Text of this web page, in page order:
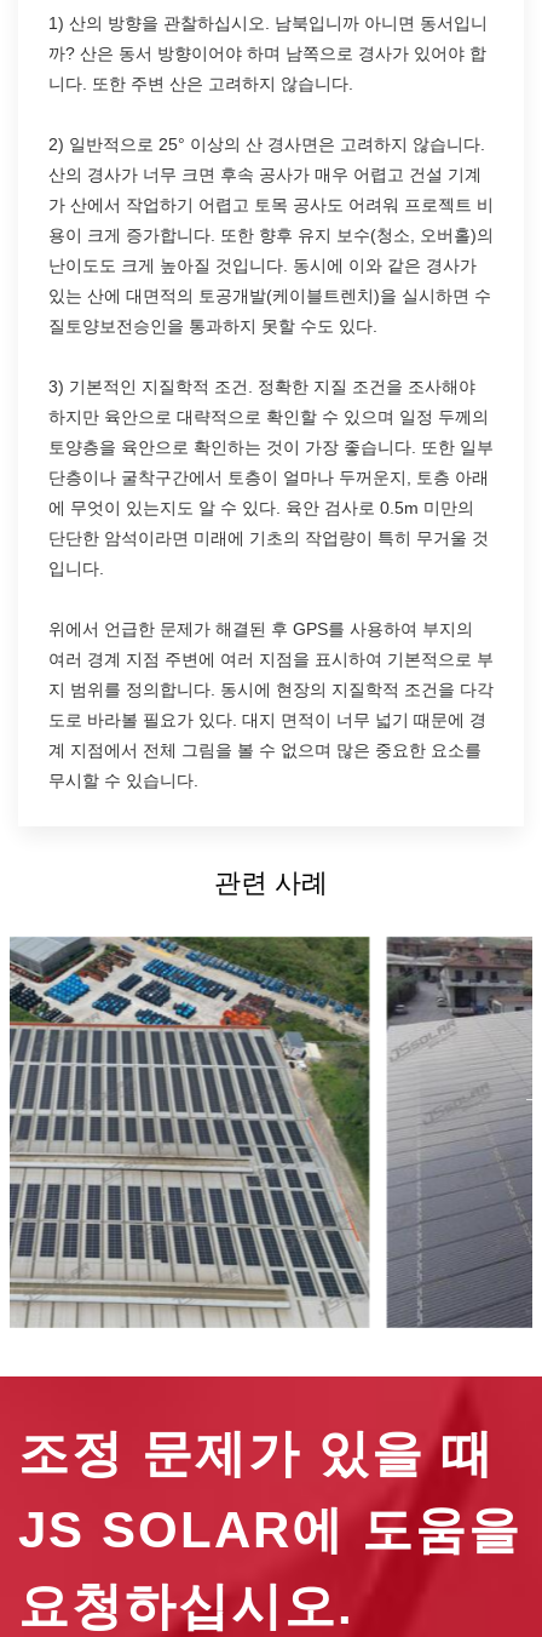
1) 산의 방향을 관찰하십시오. 남북입니까 아니면 동서입니
까? 산은 동서 방향이어야 하며 남쪽으로 경사가 있어야 합
니다. 또한 주변 산은 고려하지 않습니다.
2) 일반적으로 25° 이상의 산 경사면은 고려하지 않습니다.
산의 경사가 너무 크면 후속 공사가 매우 어렵고 건설 기계
가 산에서 작업하기 어렵고 토목 공사도 어려워 프로젝트 비
용이 크게 증가합니다. 또한 향후 유지 보수(청소, 오버홀)의
난이도도 크게 높아질 것입니다. 동시에 이와 같은 경사가
있는 산에 대면적의 토공개발(케이블트렌치)을 실시하면 수
질토양보전승인을 통과하지 못할 수도 있다.
3) 기본적인 지질학적 조건. 정확한 지질 조건을 조사해야
하지만 육안으로 대략적으로 확인할 수 있으며 일정 두께의
토양층을 육안으로 확인하는 것이 가장 좋습니다. 또한 일부
단층이나 굴착구간에서 토층이 얼마나 두꺼운지, 토층 아래
에 무엇이 있는지도 알 수 있다. 육안 검사로 0.5m 미만의
단단한 암석이라면 미래에 기초의 작업량이 특히 무거울 것
입니다.
위에서 언급한 문제가 해결된 후 GPS를 사용하여 부지의
여러 경계 지점 주변에 여러 지점을 표시하여 기본적으로 부
지 범위를 정의합니다. 동시에 현장의 지질학적 조건을 다각
도로 바라볼 필요가 있다. 대지 면적이 너무 넓기 때문에 경
계 지점에서 전체 그림을 볼 수 없으며 많은 중요한 요소를
무시할 수 있습니다.
관련 사례
조정 문제가 있을 때
JS SOLAR에 도움을
요청하십시오.